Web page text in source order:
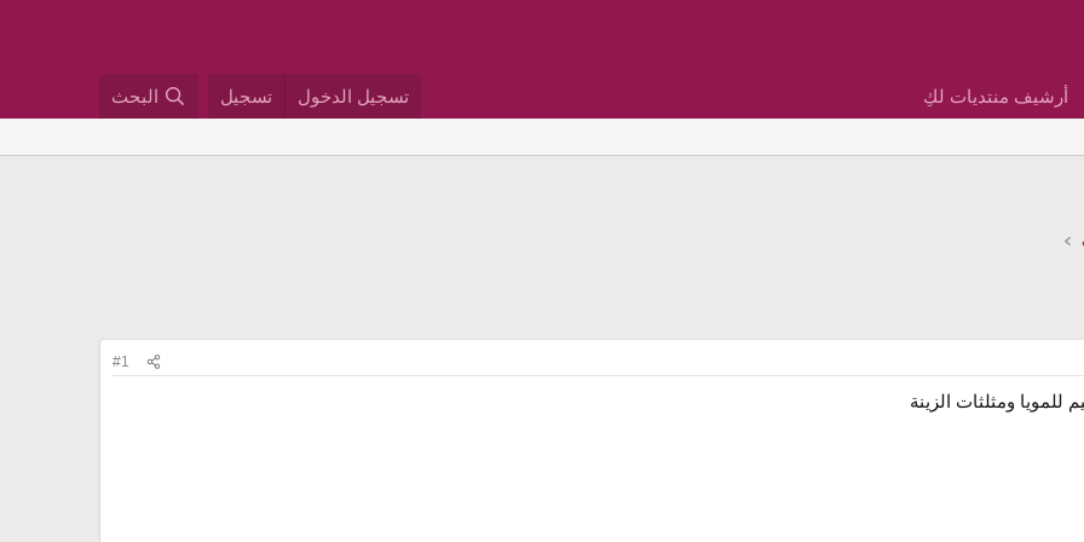
أرشيف منتديات لكِ تسجيل الدخول تسجيل البحث
#1
ومثلثات الزينة